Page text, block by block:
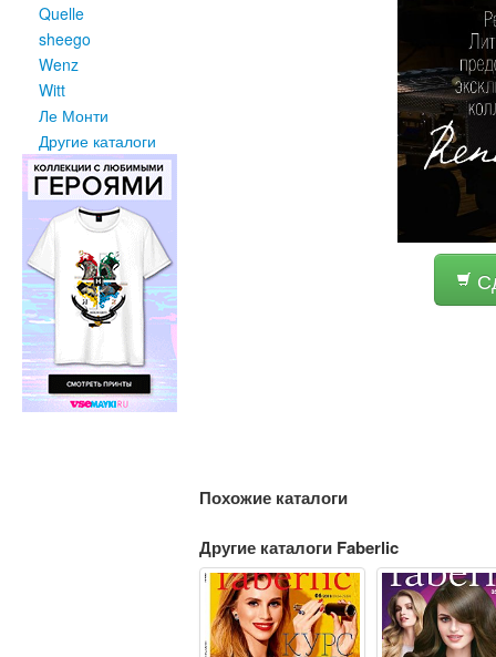
Quelle
sheego
Wenz
Witt
Ле Монти
Другие каталоги
Похожие каталоги
Другие каталоги Faberlic